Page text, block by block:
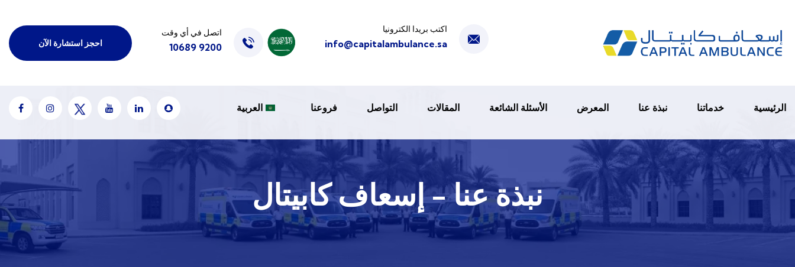
اتصل في أي وقت
9200 10689
اكتب بريدا الكترونيا
info@capitalambulance.sa احجز استشارة الآن
الرئيسية خدماتنا نبذة عنا المعرض الأسئلة الشائعة المقالات التواصل فروعنا العربية
نبذة عنا - إسعاف كابيتال